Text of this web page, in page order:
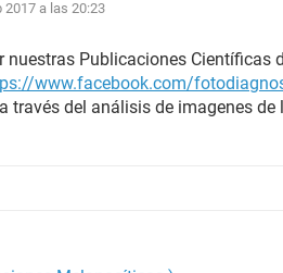
2017 a las 20:23
Publicaciones Científicas
www.facebook.com/
través del análisis de imagenes de